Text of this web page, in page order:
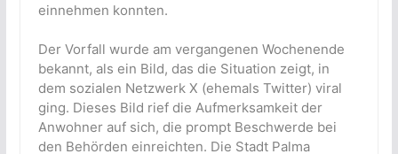
einnehmen konnten.
Der Vorfall wurde am vergangenen Wochenende
bekannt, als ein Bild, das die Situation zeigt, in
dem sozialen Netzwerk X (ehemals Twitter) viral
ging. Dieses Bild rief die Aufmerksamkeit der
Anwohner auf sich, die prompt Beschwerde bei
den Behörden einreichten. Die Stadt Palma